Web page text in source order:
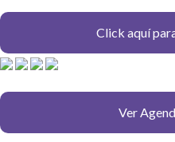
Click aquí
Ver